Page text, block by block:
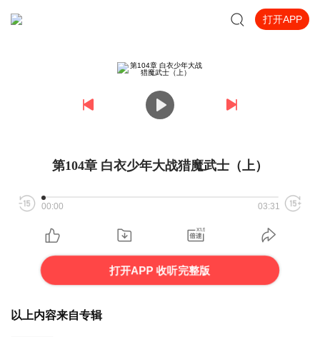
打开APP
第104章 白衣少年大战猎魔武士（上）
00:00 03:31
打开APP 收听完整版
以上内容来自专辑